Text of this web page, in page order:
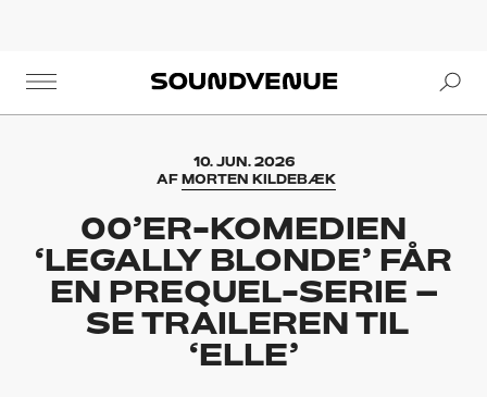
Soundvenue
10. JUN. 2026
AF MORTEN KILDEBÆK
00’ER-KOMEDIEN
‘LEGALLY BLONDE’ FÅR
EN PREQUEL-SERIE –
SE TRAILEREN TIL
‘ELLE’